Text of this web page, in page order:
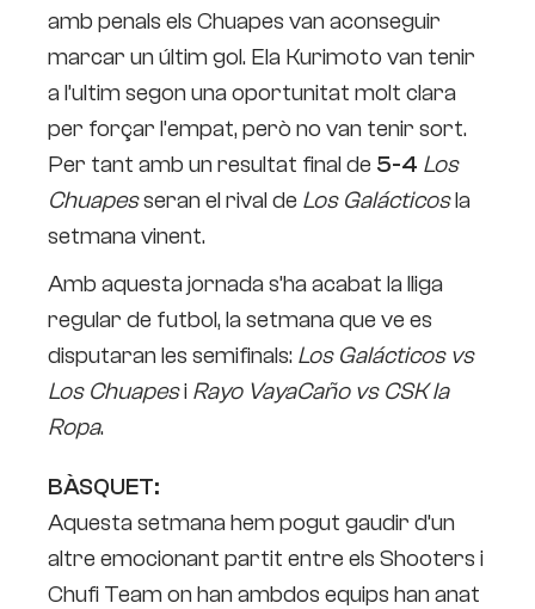
amb penals els Chuapes van aconseguir
marcar un últim gol. Ela Kurimoto van tenir
a l’ultim segon una oportunitat molt clara
per forçar l’empat, però no van tenir sort.
Per tant amb un resultat final de 5-4 Los
Chuapesseran el rival de Los Galácticosla
setmana vinent.
Amb aquesta jornada s’ha acabat la lliga
regular de futbol, la setmana que ve es
disputaran les semifinals: Los Galácticos vs
Los Chuapesi Rayo VayaCaño vs CSK la
Ropa.
BÀSQUET:
Aquesta setmana hem pogut gaudir d’un
altre emocionant partit entre els Shooters i
Chufi Team on han ambdos equips han anat